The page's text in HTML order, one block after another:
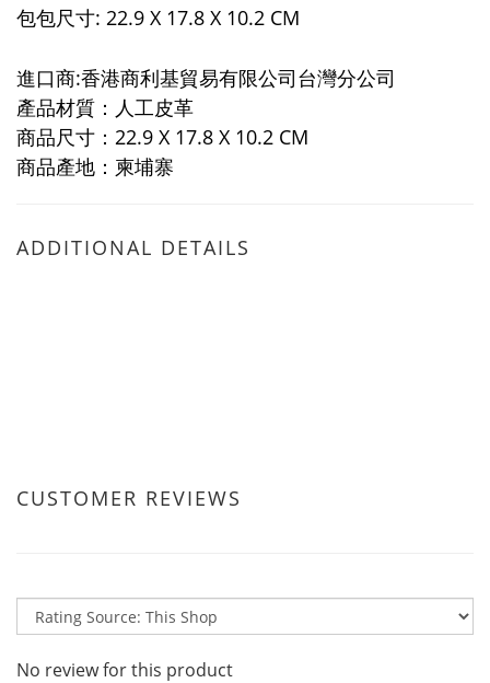
包包尺寸: 22.9 X 17.8 X 10.2 CM
進口商:香港商利基貿易有限公司台灣分公司
產品材質：人工皮革
商品尺寸：22.9 X 17.8 X 10.2 CM
商品產地：柬埔寨
ADDITIONAL DETAILS
CUSTOMER REVIEWS
No review for this product